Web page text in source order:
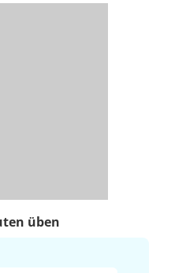
üben